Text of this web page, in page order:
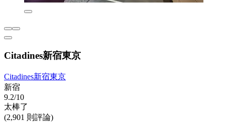
Citadines新宿東京
Citadines新宿東京
新宿
9.2/10
太棒了
(2,901 則評論)